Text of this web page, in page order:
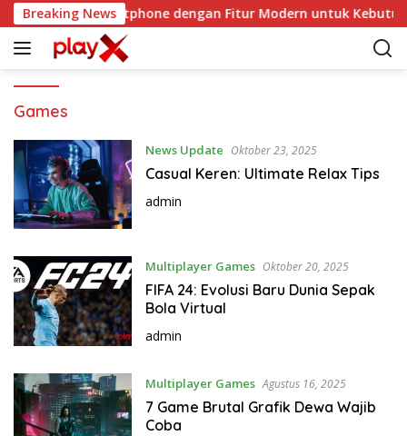
a
Breaking News
Vivo Y05: Smartphone dengan Fitur Modern untuk
Games
News Update Oktober 23, 2025
Casual Keren: Ultimate Relax Tips
admin
Multiplayer Games Oktober 20, 2025
FIFA 24: Evolusi Baru Dunia Sepak
Bola Virtual
admin
Multiplayer Games Agustus 16, 2025
7 Game Brutal Grafik Dewa Wajib
Coba